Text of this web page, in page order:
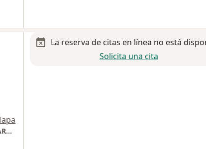
JUSTO SIERRA 2372, COLONIA LADRON DE GUEVARA, GUADALAJARA, JALISCO
La reserva de citas en línea no está
Solicita una cita